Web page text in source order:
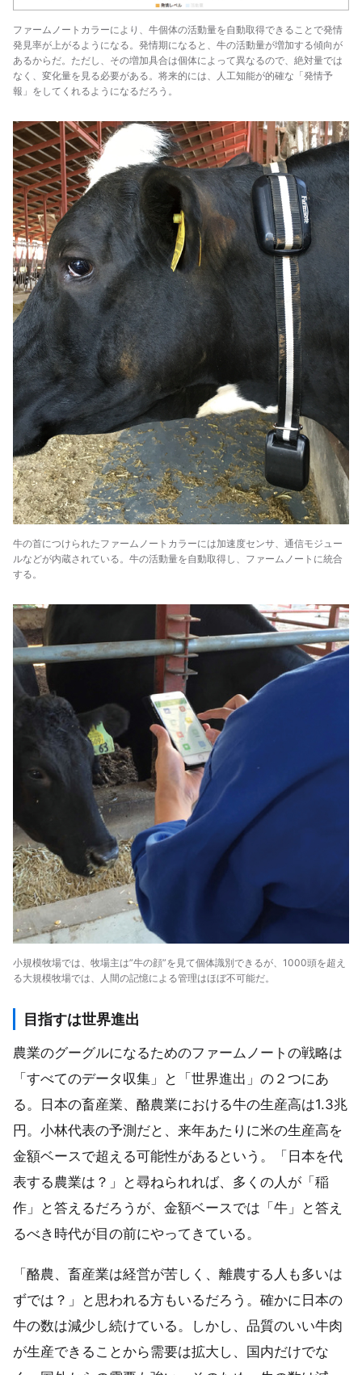
ファームノートカラーにより、牛個体の活動量を自動取得できることで発情
発見率が上がるようになる。発情期になると、牛の活動量が増加する傾向が
あるからだ。ただし、その増加具合は個体によって異なるので、絶対量では
なく、変化量を見る必要がある。将来的には、人工知能が的確な「発情予
報」をしてくれるようになるだろう。
牛の首につけられたファームノートカラーには加速度センサ、通信モジュー
ルなどが内蔵されている。牛の活動量を自動取得し、ファームノートに統合
する。
小規模牧場では、牧場主は”牛の顔”を見て個体識別できるが、1000頭を超え
る大規模牧場では、人間の記憶による管理はほぼ不可能だ。
目指すは世界進出
農業のグーグルになるためのファームノートの戦略は
「すべてのデータ収集」と「世界進出」の２つにあ
る。日本の畜産業、酪農業における牛の生産高は1.3兆
円。小林代表の予測だと、来年あたりに米の生産高を
金額ベースで超える可能性があるという。「日本を代
表する農業は？」と尋ねられれば、多くの人が「稲
作」と答えるだろうが、金額ベースでは「牛」と答え
るべき時代が目の前にやってきている。
「酪農、畜産業は経営が苦しく、離農する人も多いは
ずでは？」と思われる方もいるだろう。確かに日本の
牛の数は減少し続けている。しかし、品質のいい牛肉
が生産できることから需要は拡大し、国内だけでな